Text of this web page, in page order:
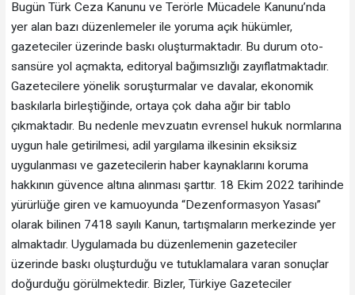
Bugün Türk Ceza Kanunu ve Terörle Mücadele Kanunu’nda
yer alan bazı düzenlemeler ile yoruma açık hükümler,
gazeteciler üzerinde baskı oluşturmaktadır. Bu durum oto-
sansüre yol açmakta, editoryal bağımsızlığı zayıflatmaktadır.
Gazetecilere yönelik soruşturmalar ve davalar, ekonomik
baskılarla birleştiğinde, ortaya çok daha ağır bir tablo
çıkmaktadır. Bu nedenle mevzuatın evrensel hukuk normlarına
uygun hale getirilmesi, adil yargılama ilkesinin eksiksiz
uygulanması ve gazetecilerin haber kaynaklarını koruma
hakkının güvence altına alınması şarttır. 18 Ekim 2022 tarihinde
yürürlüğe giren ve kamuoyunda “Dezenformasyon Yasası”
olarak bilinen 7418 sayılı Kanun, tartışmaların merkezinde yer
almaktadır. Uygulamada bu düzenlemenin gazeteciler
üzerinde baskı oluşturduğu ve tutuklamalara varan sonuçlar
doğurduğu görülmektedir. Bizler, Türkiye Gazeteciler